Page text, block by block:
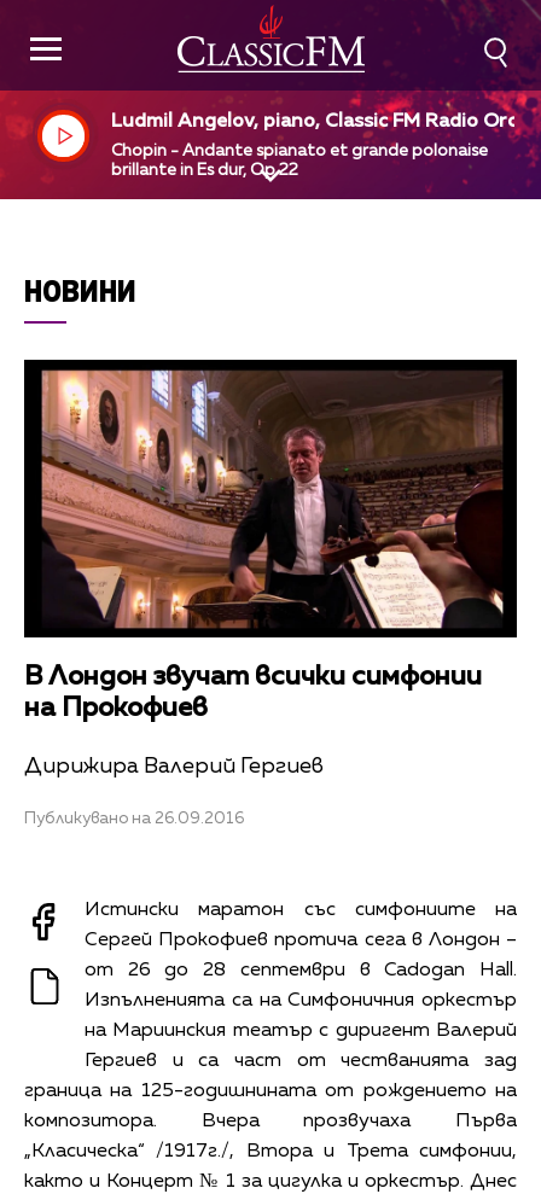
Ludmil Angelov, piano, Classic FM Radio
tra, Dejan Pavlov, dir
Chopin - Andante spianato et grande polonaise
brillante in Es dur, Op 22
НОВИНИ
В Лондон звучат всички симфонии
на Прокофиев
Дирижира Валерий Гергиев
Публикувано на 26.09.2016
Истински маратон със симфониите на
Сергей Прокофиев протича сега в Лондон –
от 26 до 28 септември в Cadogan Hall.
Изпълненията са на Симфоничния оркестър
на Мариинския театър с диригент Валерий
Гергиев и са част от честванията зад
граница на 125-годишнината от рождението на
композитора. Вчера прозвучаха Първа
„Класическа“ /1917г./, Втора и Трета симфонии,
както и Концерт № 1 за цигулка и оркестър. Днес